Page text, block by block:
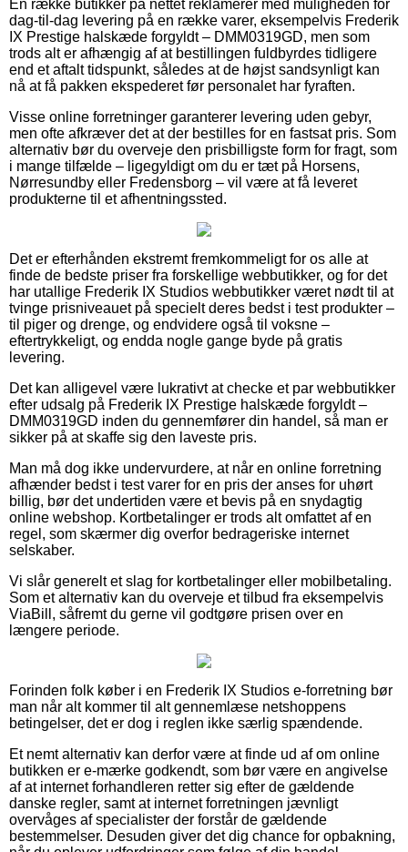
En række butikker på nettet reklamerer med muligheden for
dag-til-dag levering på en række varer, eksempelvis Frederik
IX Prestige halskæde forgyldt – DMM0319GD, men som
trods alt er afhængig af at bestillingen fuldbyrdes tidligere
end et aftalt tidspunkt, således at de højst sandsynligt kan
nå at få pakken ekspederet før personalet har fyraften.
Visse online forretninger garanterer levering uden gebyr,
men ofte afkræver det at der bestilles for en fastsat pris. Som
alternativ bør du overveje den prisbilligste form for fragt, som
i mange tilfælde – ligegyldigt om du er tæt på Horsens,
Nørresundby eller Fredensborg – vil være at få leveret
produkterne til et afhentningssted.
Det er efterhånden ekstremt fremkommeligt for os alle at
finde de bedste priser fra forskellige webbutikker, og for det
har utallige Frederik IX Studios webbutikker været nødt til at
tvinge prisniveauet på specielt deres bedst i test produkter –
til piger og drenge, og endvidere også til voksne –
eftertrykkeligt, og endda nogle gange byde på gratis
levering.
Det kan alligevel være lukrativt at checke et par webbutikker
efter udsalg på Frederik IX Prestige halskæde forgyldt –
DMM0319GD inden du gennemfører din handel, så man er
sikker på at skaffe sig den laveste pris.
Man må dog ikke undervurdere, at når en online forretning
afhænder bedst i test varer for en pris der anses for uhørt
billig, bør det undertiden være et bevis på en snydagtig
online webshop. Kortbetalinger er trods alt omfattet af en
regel, som skærmer dig overfor bedrageriske internet
selskaber.
Vi slår generelt et slag for kortbetalinger eller mobilbetaling.
Som et alternativ kan du overveje et tilbud fra eksempelvis
ViaBill, såfremt du gerne vil godtgøre prisen over en
længere periode.
Forinden folk køber i en Frederik IX Studios e-forretning bør
man når alt kommer til alt gennemlæse netshoppens
betingelser, det er dog i reglen ikke særlig spændende.
Et nemt alternativ kan derfor være at finde ud af om online
butikken er e-mærke godkendt, som bør være en angivelse
af at internet forhandleren retter sig efter de gældende
danske regler, samt at internet forretningen jævnligt
overvåges af specialister der forstår de gældende
bestemmelser. Desuden giver det dig chance for opbakning,